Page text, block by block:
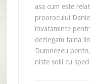
asa cum este
proorocului
învataminte
dezlegam taina
Dumnezeu
niste solii cu